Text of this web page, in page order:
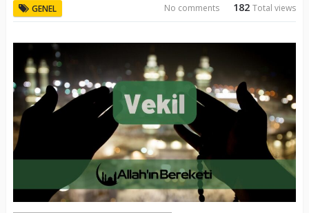
GENEL 182Total views
No comments